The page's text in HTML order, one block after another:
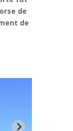
de
de